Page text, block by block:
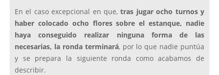
En el caso excepcional en que,tras jugar ocho turnos y
haber colocado ocho flores sobre el estanque, nadie
haya conseguido realizar ninguna forma de las
necesarias, la ronda terminará, por lo que nadie puntúa
y se prepara la siguiente ronda como acabamos de
describir.